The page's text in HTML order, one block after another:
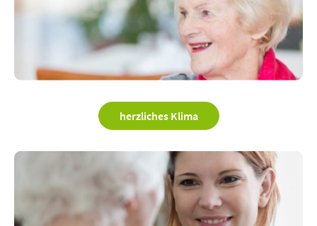
herzliches Klima